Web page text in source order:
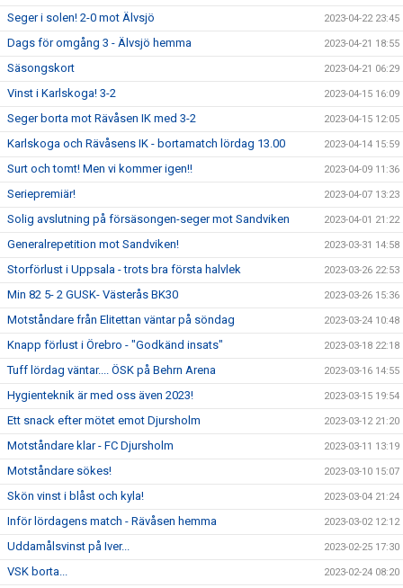
Seger i solen! 2-0 mot Älvsjö 2023-04-22 23:45
Dags för omgång 3 - Älvsjö hemma 2023-04-21 18:55
Säsongskort 2023-04-21 06:29
Vinst i Karlskoga! 3-2 2023-04-15 16:09
Seger borta mot Rävåsen IK med 3-2 2023-04-15 12:05
Karlskoga och Rävåsens IK - bortamatch lördag 13.00 2023-04-14 15:59
Surt och tomt! Men vi kommer igen!! 2023-04-09 11:36
Seriepremiär! 2023-04-07 13:23
Solig avslutning på försäsongen-seger mot Sandviken 2023-04-01 21:22
Generalrepetition mot Sandviken! 2023-03-31 14:58
Storförlust i Uppsala - trots bra första halvlek 2023-03-26 22:53
Min 82 5- 2 GUSK- Västerås BK30 2023-03-26 15:36
Motståndare från Elitettan väntar på söndag 2023-03-24 10:48
Knapp förlust i Örebro - "Godkänd insats" 2023-03-18 22:18
Tuff lördag väntar.... ÖSK på Behrn Arena 2023-03-16 14:55
Hygienteknik är med oss även 2023! 2023-03-15 19:54
Ett snack efter mötet emot Djursholm 2023-03-12 21:20
Motståndare klar - FC Djursholm 2023-03-11 13:19
Motståndare sökes! 2023-03-10 15:07
Skön vinst i blåst och kyla! 2023-03-04 21:24
Inför lördagens match - Rävåsen hemma 2023-03-02 12:12
Uddamålsvinst på Iver... 2023-02-25 17:30
VSK borta... 2023-02-24 08:20